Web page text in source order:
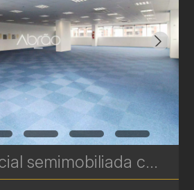
Laje Comercial semimobiliada com 484 m² no Alto da Glória – Localização Estratégica e Infraestrutura Premium | Ref 644